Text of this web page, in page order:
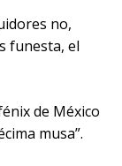
no,
funesta, el
de México
musa”.